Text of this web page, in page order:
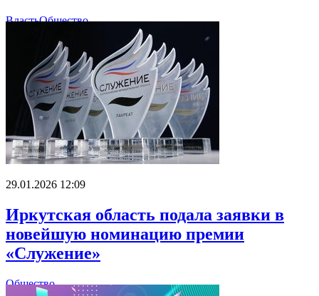
ВластьОбщество
29.01.2026 12:09
Иркутская область подала заявки в
новейшую номинацию премии
«Служение»
Общество